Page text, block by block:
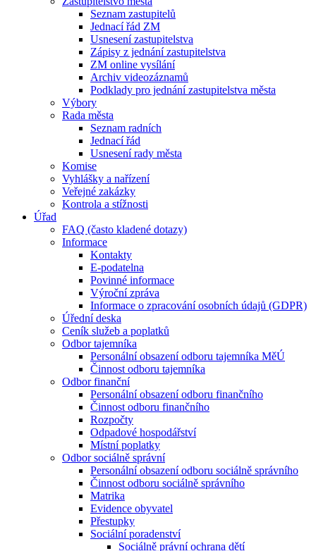
Seznam zastupitelů
Jednací řád ZM
Usnesení zastupitelstva
Zápisy z jednání zastupitelstva
ZM online vysílání
Archiv videozáznamů
Podklady pro jednání zastupitelstva města
Výbory
Rada města
Seznam radních
Jednací řád
Usnesení rady města
Komise
Vyhlášky a nařízení
Veřejné zakázky
Kontrola a stížnosti
Úřad
FAQ (často kladené dotazy)
Informace
Kontakty
E-podatelna
Povinné informace
Výroční zpráva
Informace o zpracování osobních údajů (GDPR)
Úřední deska
Ceník služeb a poplatků
Odbor tajemníka
Personální obsazení odboru tajemníka MěÚ
Činnost odboru tajemníka
Odbor finanční
Personální obsazení odboru finančního
Činnost odboru finančního
Rozpočty
Odpadové hospodářství
Místní poplatky
Odbor sociálně správní
Personální obsazení odboru sociálně správního
Činnost odboru sociálně správního
Matrika
Evidence obyvatel
Přestupky
Sociální poradenství
Sociálně právní ochrana dětí